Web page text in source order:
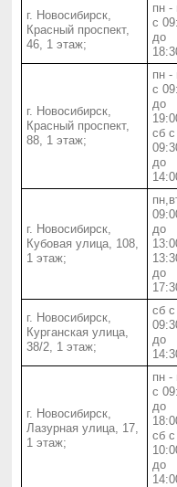
г. Новосибирск,
Красный проспект,
46, 1 этаж;
пн -
с
до
г. Новосибирск,
Красный проспект,
88, 1 этаж;
пн -
с
до
сб с
до
г. Новосибирск,
Кубовая улица, 108,
1 этаж;
до
до
г. Новосибирск,
Курганская улица,
38/2, 1 этаж;
сб с
до
г. Новосибирск,
Лазурная улица, 17,
1 этаж;
пн -
с
до
сб с
до